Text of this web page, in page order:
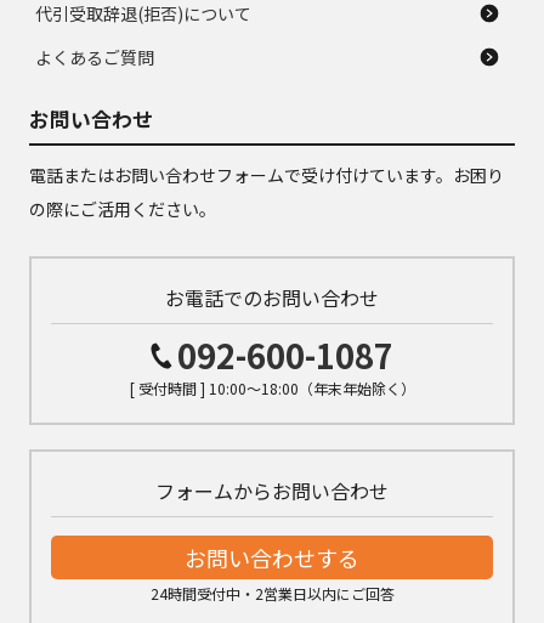
代引受取辞退(拒否)について
よくあるご質問
お問い合わせ
電話またはお問い合わせフォームで受け付けています。お困り
の際にご活用ください。
お電話でのお問い合わせ
092-600-1087
[ 受付時間 ] 10:00～18:00（年末年始除く）
フォームからお問い合わせ
お問い合わせする
24時間受付中・2営業日以内にご回答